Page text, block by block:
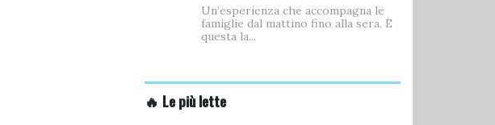
Un’esperienza che accompagna le
famiglie dal mattino fino alla sera. È
questa la...
🔥 Le più lette